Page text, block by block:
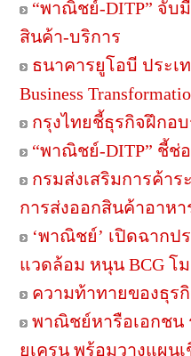
“พาณิชย์-DITP” จับ
สินค้า-บริการ
ธนาคารยูโอบี ประเ
Business
กรุงไทยชี้ธุรกิจฝึกอ
“พาณิชย์-DITP” ชี้ช่
กรมส่งเสริมการค้า
การส่งออกสินค้าอาห
‘พาณิชย์’ เปิดฉากป
แวดล้อม หนุน BCG โ
ความท้าทายของธุรกิ
พาณิชย์หารือเอกชน
ยูเครน พร้อมวางแผน